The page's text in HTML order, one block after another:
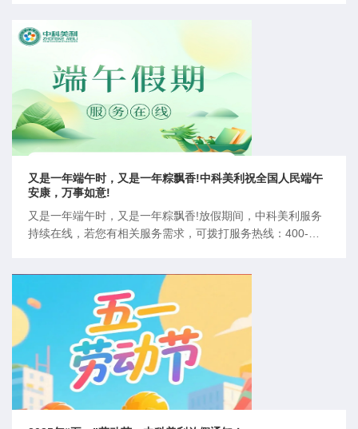
又是一年端午时，又是一年粽飘香!中科美利祝全国人民端午
安康，万事如意!
又是一年端午时，又是一年粽飘香!放假期间，中科美利服务
持续在线，若您有相关服务需求，可拨打服务热线：400-